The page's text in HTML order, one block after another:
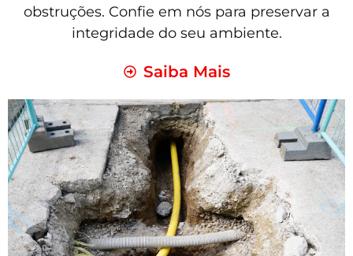
obstruções. Confie em nós para preservar a
integridade do seu ambiente.
Saiba Mais